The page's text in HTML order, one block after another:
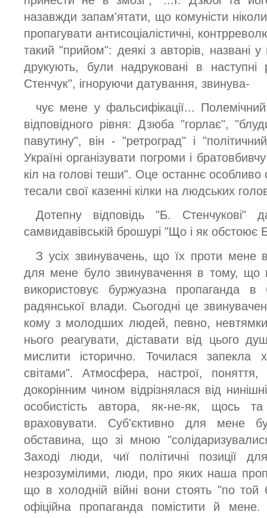
назавжди запам'ятати, що комуністи
пропагувати антисоціалістичні,
такий "прийом": деякі з авторів, названі
друкують, були надруковані в
Стенчук", ігноруючи датування, звинува-
чує мене у фальсифікації...
відповідного рівня: Дзюба "горлає",
павутину", він - "ретроград" і
Україні організувати погроми і
кіл на голові теши". Оце останнє
тесали свої казенні кілки на людських
Дотепну відповідь "Б. Стенчукові"
самвидавівській брошурі "Що і як обстоює
З усіх звинувачень, що їх проти мене
для мене було звинувачення в тому, що
використовує буржуазна пропаганда в
радянської влади. Сьогодні це
кому з молодших людей, певно,
нього реагувати, діставати від цього
мислити історично. Точилася запекла
світами". Атмосфера, настрої, поняття,
докорінним чином відрізнялася від
особистість автора, як-не-як, щось
враховувати. Суб'єктивно для мене
обставина, що зі мною
Заході люди, чиї політичні позиції
незрозумілими, люди, про яких наша
що в холодній війні вони стоять "по той
офіційна пропаганда помістити й